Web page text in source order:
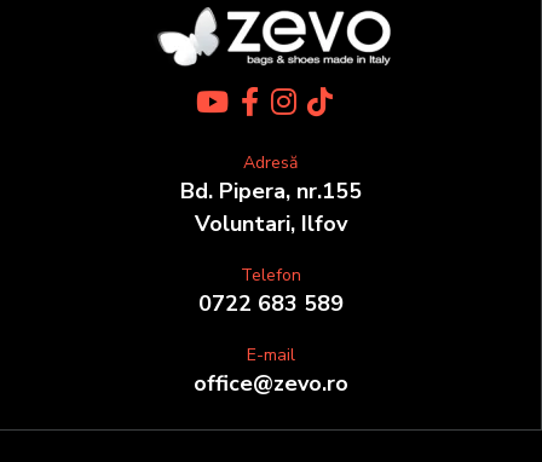
Adresă
Bd. Pipera, nr.155
Voluntari, Ilfov
Telefon
0722 683 589
E-mail
office@zevo.ro